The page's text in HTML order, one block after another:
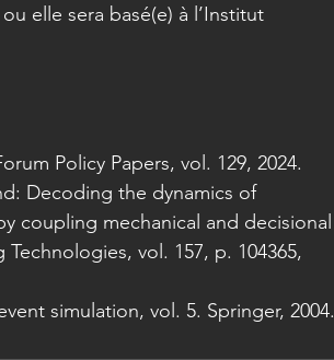
elle sera basé(e) à l’Institut
Policy Papers, vol. 129, 2024.
Decoding the dynamics of
coupling mechanical and decisional
vol. 157, p. 104365,
simulation, vol. 5. Springer, 2004.